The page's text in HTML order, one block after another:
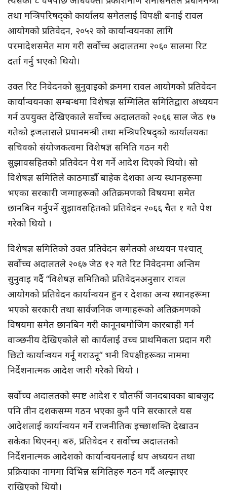
तथा मन्त्रिपरिषद्को कार्यालय समेतलाई विपक्षी बनाई रावल
आयोगको प्रतिवेदन, २०५२ को कार्यान्वयनका लागि
परमादेशसमेत माग गरी सर्वोच्च अदालतमा २०६० सालमा रिट
दर्ता गर्नु भएको थियो।
उक्त रिट निवेदनको सुनुवाइको क्रममा रावल आयोगको प्रतिवेदन
कार्यान्वयनका सम्बन्धमा विशेषज्ञ सम्मिलित समितिद्वारा अध्ययन
गर्न उपयुक्त देखिएकाले सर्वोच्च अदालतको २०६६ साल जेठ १७
गतेको इजलासले प्रधानमन्त्री तथा मन्त्रिपरिषद्को कार्यालयका
सचिवको संयोजकत्वमा विशेषज्ञ समिति गठन गरी
सुझावसहितको प्रतिवेदन पेश गर्ने आदेश दिएको थियो। सो
विशेषज्ञ समितिले काठमाडौँ बाहेक देशका अन्य स्थानहरूमा
भएका सरकारी जग्गाहरूको अतिक्रमणको विषयमा समेत
छानबिन गर्नुपर्ने सुझावसहितको प्रतिवेदन २०६६ चैत १ गते पेश
गरेको थियो ।
विशेषज्ञ समितिको उक्त प्रतिवेदन समेतको अध्ययन पश्चात्
सर्वोच्च अदालतले २०६७ जेठ १२ गते रिट निवेदनमा अन्तिम
सुनुवाइ गर्दै “विशेषज्ञ समितिको प्रतिवेदनअनुसार रावल
आयोगको प्रतिवेदन कार्यान्वयन हुन र देशका अन्य स्थानहरूमा
भएको सरकारी तथा सार्वजनिक जग्गाहरूको अतिक्रमणको
विषयमा समेत छानबिन गरी कानूनबमोजिम कारबाही गर्न
वाञ्छनीय देखिएकोले सो कार्यलाई उच्च प्राथमिकता प्रदान गरी
छिटो कार्यान्वयन गर्नू गराउनू“ भनी विपक्षीहरूका नाममा
निर्देशनात्मक आदेश जारी गरेको थियो ।
सर्वोच्च अदालतको स्पष्ट आदेश र चौतर्फी जनदबावका बाबजुद
पनि तीन दशकसम्म गठन भएका कुनै पनि सरकारले यस
आदेशलाई कार्यान्वयन गर्ने राजनीतिक इच्छाशक्ति देखाउन
सकेका थिएनन्। बरु, प्रतिवेदन र सर्वोच्च अदालतको
निर्देशनात्मक आदेशको कार्यान्वयनलाई थप अध्ययन तथा
प्रक्रियाका नाममा विभिन्न समितिहरु गठन गर्दै अल्झाएर
राखिएको थियो।